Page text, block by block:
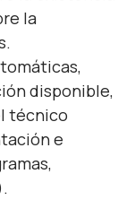
la
disponible,
técnico
e